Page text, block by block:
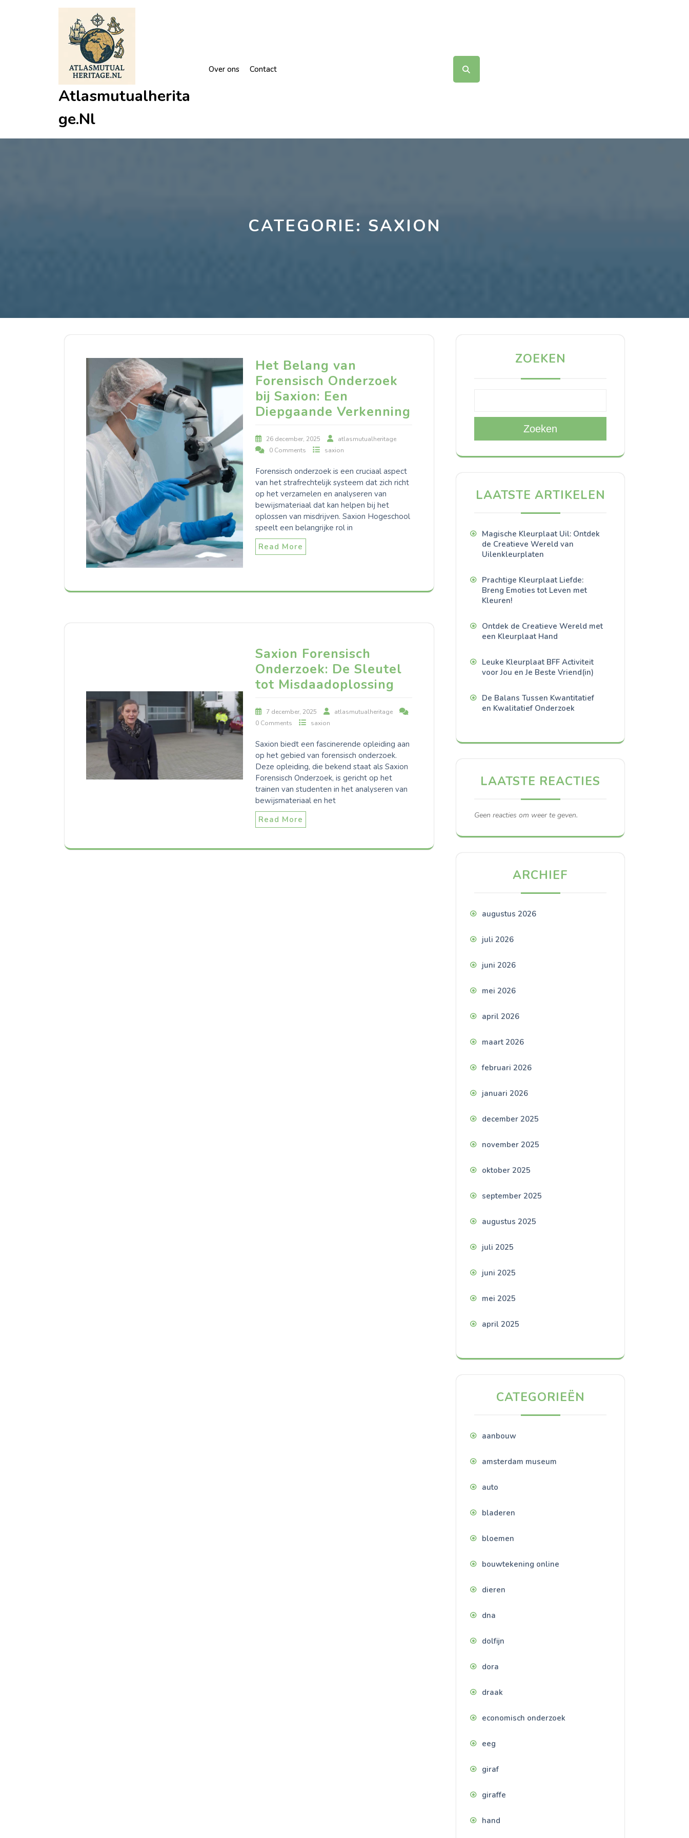
Atlasmutualherita
Ge.nl
Over ons Contact
CATEGORIE: SAXION
Het Belang van
Forensisch Onderzoek
bij Saxion: Een
Diepgaande Verkenning
26 december, 2025
atlasmutualheritage
0 Comments
saxion
Forensisch onderzoek is een cruciaal aspect
van het strafrechtelijk systeem dat zich richt
op het verzamelen en analyseren van
bewijsmateriaal dat kan helpen bij het
oplossen van misdrijven. Saxion Hogeschool
speelt een belangrijke rol in
Read More
Saxion Forensisch
Onderzoek: De Sleutel
tot Misdaadoplossing
7 december, 2025
atlasmutualheritage
0 Comments
saxion
Saxion biedt een fascinerende opleiding aan
op het gebied van forensisch onderzoek.
Deze opleiding, die bekend staat als Saxion
Forensisch Onderzoek, is gericht op het
trainen van studenten in het analyseren van
bewijsmateriaal en het
Read More
ZOEKEN
Zoeken
LAATSTE ARTIKELEN
Magische Kleurplaat Uil: Ontdek
de Creatieve Wereld van
Uilenkleurplaten
Prachtige Kleurplaat Liefde:
Breng Emoties tot Leven met
Kleuren!
Ontdek de Creatieve Wereld met
een Kleurplaat Hand
Leuke Kleurplaat BFF Activiteit
voor Jou en Je Beste Vriend(in)
De Balans Tussen Kwantitatief
en Kwalitatief Onderzoek
LAATSTE REACTIES
Geen reacties om weer te geven.
ARCHIEF
augustus 2026
juli 2026
juni 2026
mei 2026
april 2026
maart 2026
februari 2026
januari 2026
december 2025
november 2025
oktober 2025
september 2025
augustus 2025
juli 2025
juni 2025
mei 2025
april 2025
CATEGORIEËN
aanbouw
amsterdam museum
auto
bladeren
bloemen
bouwtekening online
dieren
dna
dolfijn
dora
draak
economisch onderzoek
eeg
giraf
giraffe
hand